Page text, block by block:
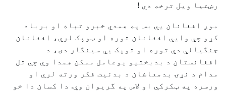
رښتيا ويل ترخه دي !
موږ افغانان يي بس په همدي خبرو تباه او برباد
کړو چي وایي افغانان توره او ټوپک لري، افغانان
جنگیالي دي توره او توپک يي سینگار دی، د
افغانستان د بدبختيو يوعامل ممکن همدا وي چي تل
مدام د نړۍ بدمعاشان د بدنيت فکر ورته لري او
ورسره په ټکرکي او لاس په گريوان وي. دا کسان دا خو